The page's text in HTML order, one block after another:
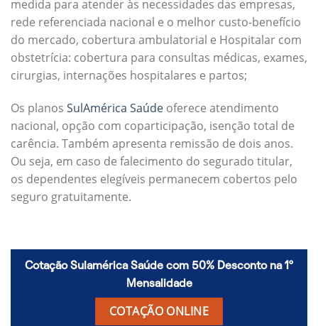
medida para atender às necessidades das empresas,
rede referenciada nacional e o melhor custo-benefício
do mercado, cobertura ambulatorial e Hospitalar com
obstetrícia: cobertura para consultas médicas, exames,
cirurgias, internações hospitalares e partos;
Os planos SulAmérica Saúde oferece atendimento
nacional, opção com coparticipação, isenção total de
carência. Também apresenta remissão de dois anos.
Ou seja, em caso de falecimento do segurado titular,
os dependentes elegíveis permanecem cobertos pelo
seguro gratuitamente.
Cotação Sulamérica Saúde com 50% Desconto na 1º
Mensalidade
COTAÇÃO ONLINE